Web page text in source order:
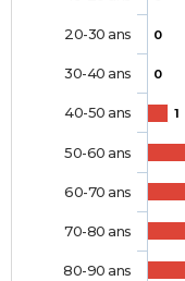
0
0
1
20-30 ans
30-40 ans
40-50 ans
50-60 ans
60-70 ans
70-80 ans
80-90 ans